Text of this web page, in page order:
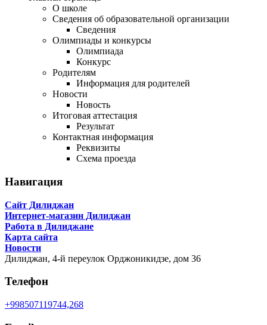
О школе
Сведения об образовательной организации
Сведения
Олимпиады и конкурсы
Олимпиада
Конкурс
Родителям
Информация для родителей
Новости
Новость
Итоговая аттестация
Результат
Контактная информация
Реквизиты
Схема проезда
Навигация
Сайт Дилиджан
Интернет-магазин Дилиджан
Работа в Дилиджане
Карта сайта
Новости
Дилиджан, 4-й переулок Орджоникидзе, дом 36
Телефон
+998507119744,268